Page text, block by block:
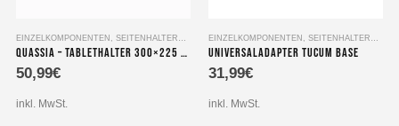
EINZELKOMPONENTEN SEITENHALTERUNG
Quassia – Tablethalter 300×225 mm
50,99€
inkl. MwSt.
EINZELKOMPONENTEN SEITENHALTERUNG
Universaladapter Tucum base
31,99€
inkl. MwSt.